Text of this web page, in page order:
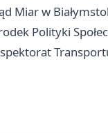
Miar w
Polityki